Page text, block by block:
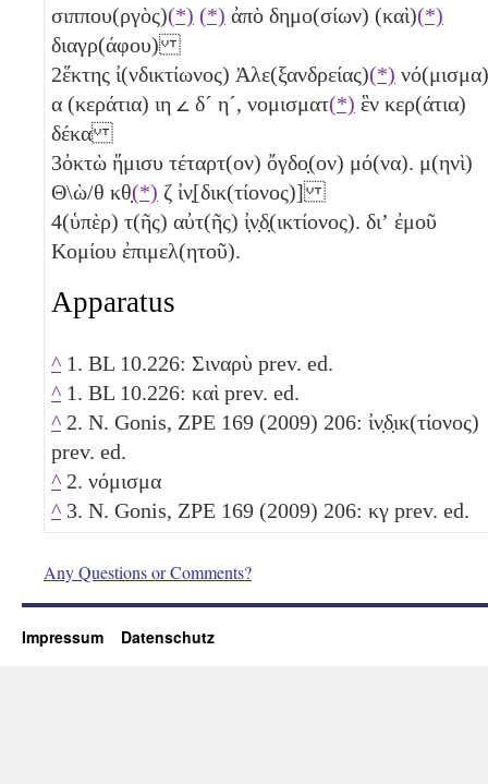
σιππου(ργὸς)(*) (*) ἀπὸ δημο(σίων) (καὶ)(*)
διαγρ(άφου)
2ἕκτης ἰ(νδικτίωνος) Ἀλε(ξανδρείας)(*) νό(μισμα)
α (κεράτια) ιη 𐅵 δ´ η´, νομισματ(*) ἓν κερ(άτια)
δέκα
3ὀκτὼ ἥμισυ τέταρτ(ον) ὄγδο̣(ον) μό(να). μ(ηνὶ)
Θ\ὼ/θ κθ̣(*) ζ ἰν̣[δικ(τίονος)]
4(ὑπὲρ) τ(ῆς) αὐτ(ῆς) ἰ̣ν̣δ̣(ικτίονος). διʼ ἐμοῦ
Κομίου ἐπιμελ(ητοῦ).
Apparatus
^ 1. BL 10.226: Σιναρὺ prev. ed.
^ 1. BL 10.226: καὶ prev. ed.
^ 2. N. Gonis, ZPE 169 (2009) 206: ἰν̣δ̣ικ(τίονος)
prev. ed.
^ 2. νόμισμα
^ 3. N. Gonis, ZPE 169 (2009) 206: κγ prev. ed.
Any Questions or Comments?
Impressum Datenschutz